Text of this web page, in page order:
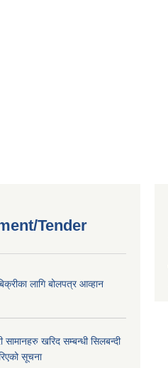
Tender
लागि बोलपत्र आव्हान
खरिद सम्बन्धी सिलबन्दी
सूचना